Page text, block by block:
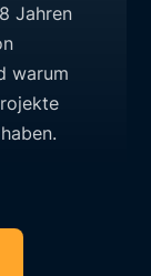
Jahren
warum